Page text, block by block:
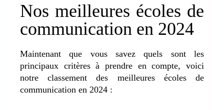
Nos meilleures écoles de
communication en 2024
Maintenant que vous savez quels sont les
principaux critères à prendre en compte, voici
notre classement des meilleures écoles de
communication en 2024 :